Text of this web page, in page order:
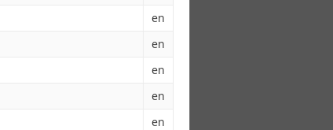
en
en
en
en
en